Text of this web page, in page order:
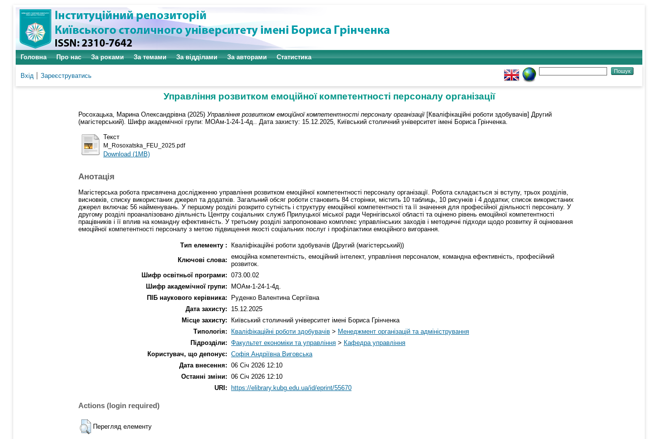
Головна Про нас За роками За темами За відділами За авторами Статистика
Вхід Зареєструватись
Управління розвитком емоційної компетентності персоналу організації
Росохацька, Марина Олександрівна (2025) Управління розвитком емоційної компетентності персоналу організації[Кваліфікаційні роботи здобувачів] Другий
(магістерський). Шифр академічної групи: МОАм-1-24-1-4д.. Дата захисту: 15.12.2025, Київський столичний університет імені Бориса Грінченка.
Текст
M_Rosoxatska_FEU_2025.pdf
Download (1MB)
Анотація
Магістерська робота присвячена дослідженню управління розвитком емоційної компетентності персоналу організації. Робота складається зі вступу, трьох розділів,
висновків, списку використаних джерел та додатків. Загальний обсяг роботи становить 84 сторінки, містить 10 таблиць, 10 рисунків і 4 додатки; список використаних
джерел включає 56 найменувань. У першому розділі розкрито сутність і структуру емоційної компетентності та її значення для професійної діяльності персоналу. У
другому розділі проаналізовано діяльність Центру соціальних служб Прилуцької міської ради Чернігівської області та оцінено рівень емоційної компетентності
працівників і її вплив на командну ефективність. У третьому розділі запропоновано комплекс управлінських заходів і методичні підходи щодо розвитку й оцінювання
емоційної компетентності персоналу з метою підвищення якості соціальних послуг і профілактики емоційного вигорання.
Тип елементу :
Кваліфікаційні роботи здобувачів (Другий (магістерський))
Ключові слова: емоційна компетентність, емоційний інтелект, управління персоналом, командна ефективність, професійний
розвиток.
Шифр освітньої програми: 073.00.02
Шифр академічної групи:
МОАм-1-24-1-4д.
ПІБ наукового керівника:
Руденко Валентина Сергіївна
Дата захисту:
15.12.2025
Місце захисту:
Київський столичний університет імені Бориса Грінченка
Типологія:
Кваліфікаційні роботи здобувачів > Менеджмент організацій та адміністрування
Підрозділи: Факультет економіки та управління > Кафедра управління
Користувач, що депонує: Софія Андріївна Виговська
Дата внесення: 06 Січ 2026 12:10
Останні зміни: 06 Січ 2026 12:10
URI:
https://elibrary.kubg.edu.ua/id/eprint/55670
Actions (login required)
Перегляд елементу